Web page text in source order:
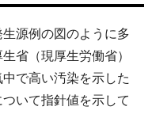
源例の図のように多
省（現厚生労働省）
で高い汚染を示した
いて指針値を示して